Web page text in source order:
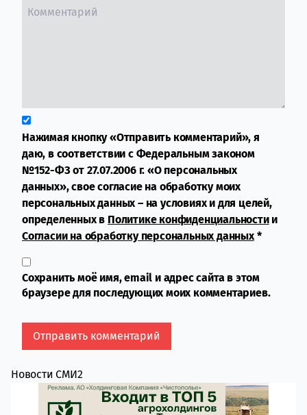
Нажимая кнопку «Отправить комментарий», я
даю, в соответствии с Федеральным законом
№152-ФЗ от 27.07.2006 г. «О персональных
данных», свое согласие на обработку моих
персональных данных – на условиях и для целей,
определенных в Политике конфиденциальностии
Согласии на обработку персональных данных*
Сохранить моё имя, email и адрес сайта в этом
браузере для последующих моих комментариев.
Новости СМИ2